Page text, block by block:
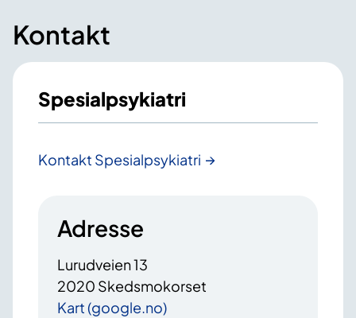
Kontakt
Spesialpsykiatri
Kontakt Spesialpsykiatri
Adresse
Lurudveien 13
2020 Skedsmokorset
Kart (google.no)